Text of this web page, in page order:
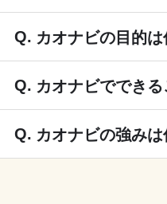
カオナビの目的は
カオナビででき
カオナビの強みは